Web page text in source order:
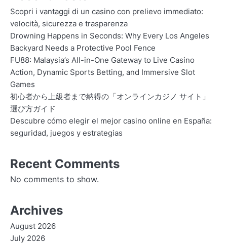
Scopri i vantaggi di un casino con prelievo immediato:
velocità, sicurezza e trasparenza
Drowning Happens in Seconds: Why Every Los Angeles
Backyard Needs a Protective Pool Fence
FU88: Malaysia’s All-in-One Gateway to Live Casino
Action, Dynamic Sports Betting, and Immersive Slot
Games
初心者から上級者まで納得の「オンラインカジノ サイト」
選び方ガイド
Descubre cómo elegir el mejor casino online en España:
seguridad, juegos y estrategias
Recent Comments
No comments to show.
Archives
August 2026
July 2026